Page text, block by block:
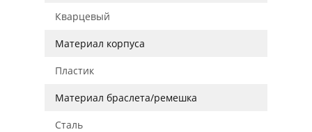
Кварцевый
Материал корпуса
Пластик
Материал браслета/ремешка
Сталь